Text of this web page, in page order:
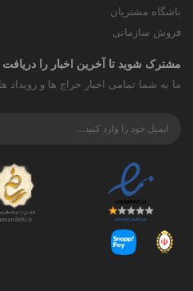
باشگاه مشتریان
فروش سازمانی
مشترک شوید تا آخرین اخبار را دریافت
ما به شما تمامی اخبار حراج ها و رویداد